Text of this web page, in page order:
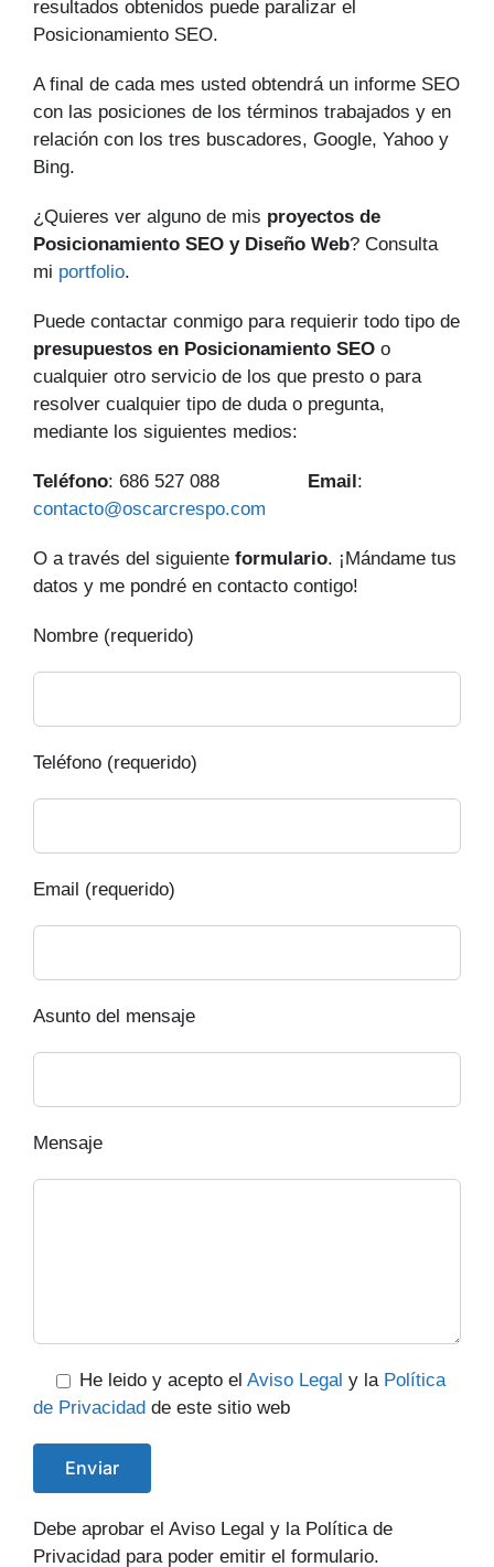
resultados obtenidos puede paralizar el
Posicionamiento SEO.
A final de cada mes usted obtendrá un informe SEO
con las posiciones de los términos trabajados y en
relación con los tres buscadores, Google, Yahoo y
Bing.
¿Quieres ver alguno de mis proyectos de
Posicionamiento SEO y Diseño Web? Consulta
mi portfolio.
Puede contactar conmigo para requierir todo tipo de
presupuestos en Posicionamiento SEO o
cualquier otro servicio de los que presto o para
resolver cualquier tipo de duda o pregunta,
mediante los siguientes medios:
Teléfono: 686 527 088 Email :
contacto@oscarcrespo.com
O a través del siguiente formulario. ¡Mándame tus
datos y me pondré en contacto contigo!
Nombre (requerido)
Teléfono (requerido)
Email (requerido)
Asunto del mensaje
Mensaje
He leido y acepto el Aviso Legal y la Política
de Privacidad de este sitio web
Debe aprobar el Aviso Legal y la Política de
Privacidad para poder emitir el formulario.